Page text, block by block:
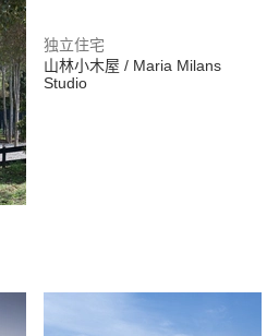
独立住宅
山林小木屋 / Maria Milans
Studio